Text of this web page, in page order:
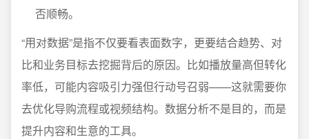
否顺畅。
“用对数据”是指不仅要看表面数字，更要结合趋势、对
比和业务目标去挖掘背后的原因。比如播放量高但转化
率低，可能内容吸引力强但行动号召弱——这就需要你
去优化导购流程或视频结构。数据分析不是目的，而是
提升内容和生意的工具。